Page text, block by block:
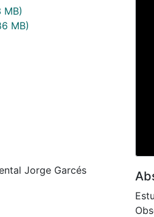
MB)
MB)
Jorge Garcés